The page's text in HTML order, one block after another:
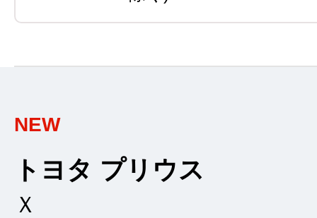
NEW
トヨタ プリウス
Ｘ